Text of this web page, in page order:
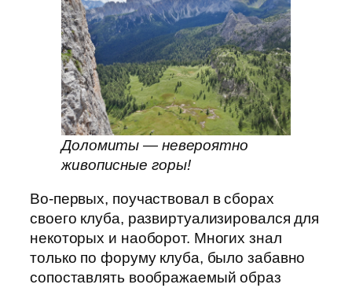
Доломиты — невероятно
живописные горы!
Во-первых, поучаствовал в сборах
своего клуба, развиртуализировался для
некоторых и наоборот. Многих знал
только по форуму клуба, было забавно
сопоставлять воображаемый образ